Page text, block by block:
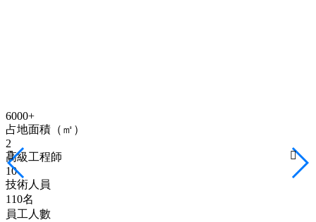
 
6000+
占地面積（㎡）
2
高級工程師
10
技術人員
110名
員工人數